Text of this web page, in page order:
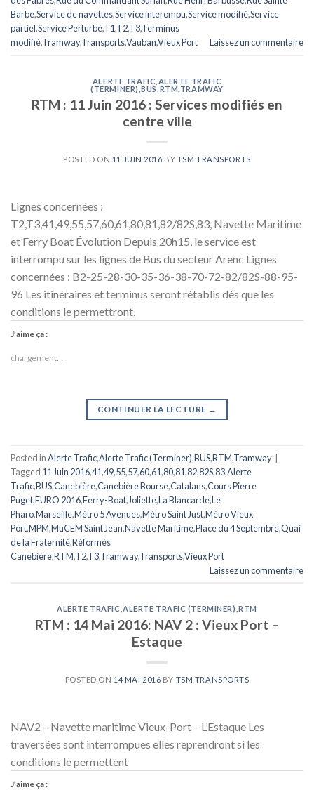
Barbe,Service de navettes,Service interompu,Service modifié,Service
partiel,Service Perturbé,T1,T2,T3,Terminus
modifié,Tramway,Transports,Vauban,Vieux Port Laissez un commentaire
ALERTE TRAFIC ALERTE TRAFIC
(TERMINER) ,BUS RTM TRAMWAY
RTM : 11 Juin 2016 : Services modifiés en
centre ville
POSTED ON 11 JUIN 2016 BY TSM TRANSPORTS
Lignes concernées :
T2,T3,41,49,55,57,60,61,80,81,82/82S,83, Navette Maritime
et Ferry Boat Évolution Depuis 20h15, le service est
interrompu sur les lignes de Bus du secteur Arenc Lignes
concernées : B2-25-28-30-35-36-38-70-72-82/82S-88-95-
96 Les itinéraires et terminus seront rétablis dès que les
conditions le permettront.
J’aime ça :
chargement…
CONTINUER LA LECTURE →
Posted inAlerte Trafic,Alerte Trafic (Terminer),BUS,RTM,Tramway
Tagged 11 Juin 2016,41,49,55,57,60,61,80,81,82,82S,83,Alerte
Trafic,BUS,Canebière,Canebière Bourse,Catalans,Cours Pierre
Puget,EURO 2016,Ferry-Boat,Joliette,La Blancarde,Le
Pharo,Marseille,Métro 5 Avenues,Métro Saint Just,Métro Vieux
Port,MPM,MuCEM Saint Jean,Navette Maritime,Place du 4 Septembre,Quai
de la Fraternité,Réformés
Canebière,RTM,T2,T3,Tramway,Transports,Vieux Port
Laissez un commentaire
ALERTE TRAFIC ,ALERTE TRAFIC (TERMINER) ,RTM
RTM : 14 Mai 2016: NAV 2 : Vieux Port –
Estaque
POSTED ON 14 MAI 2016 BY TSM TRANSPORTS
NAV2 – Navette maritime Vieux-Port – L’Estaque Les
traversées sont interrompues elles reprendront si les
conditions le permettent
J’aime ça :